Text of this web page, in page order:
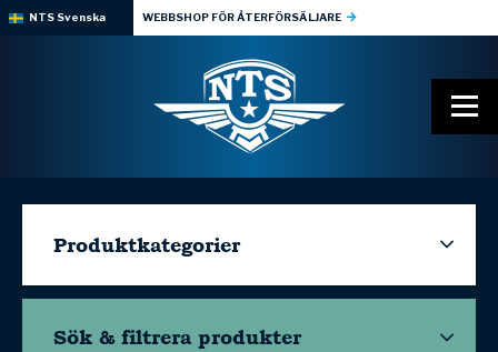
NTS Svenska WEBBSHOP FÖR ÅTERFÖRSÄLJARE
Produktkategorier
Sök & filtrera produkter